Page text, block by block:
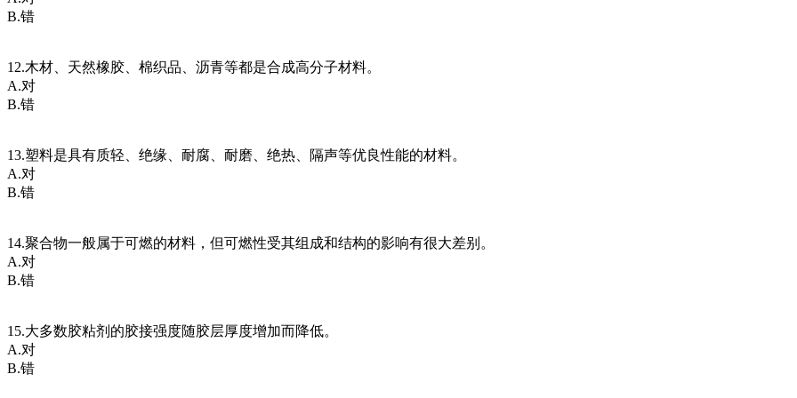
B.错
12.木材、天然橡胶、棉织品、沥青等都是合成高分子材料。
A.对
B.错
13.塑料是具有质轻、绝缘、耐腐、耐磨、绝热、隔声等优良性能的材料。
A.对
B.错
14.聚合物一般属于可燃的材料，但可燃性受其组成和结构的影响有很大差别。
A.对
B.错
15.大多数胶粘剂的胶接强度随胶层厚度增加而降低。
A.对
B.错